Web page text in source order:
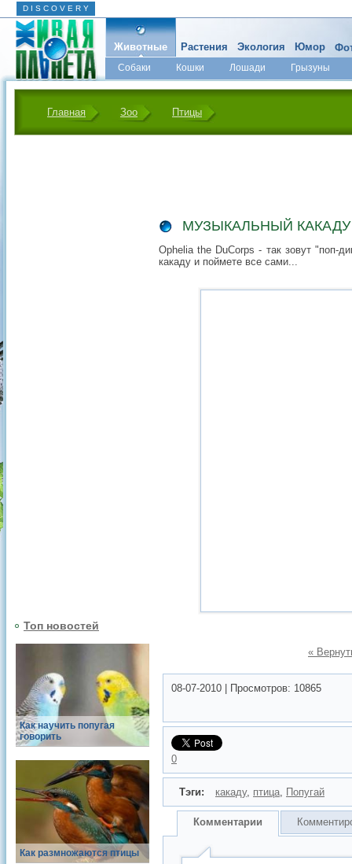
D I S C O V E R Y
Животные
Собаки Кошки Лошади
Грызуны
Микромир
Растения Экология Юмор
Главная Зоо Птицы
Топ новостей
Как научить попугая
говорить
Как размножаются птицы
МУЗЫКАЛЬНЫЙ КАКАДУ
Ophelia the DuCorps - так зовут "поп-
какаду и поймете все сами...
«
08-07-2010 Просмотров: 10865
0
Тэги: какаду, птица, Попугай
Комментарии